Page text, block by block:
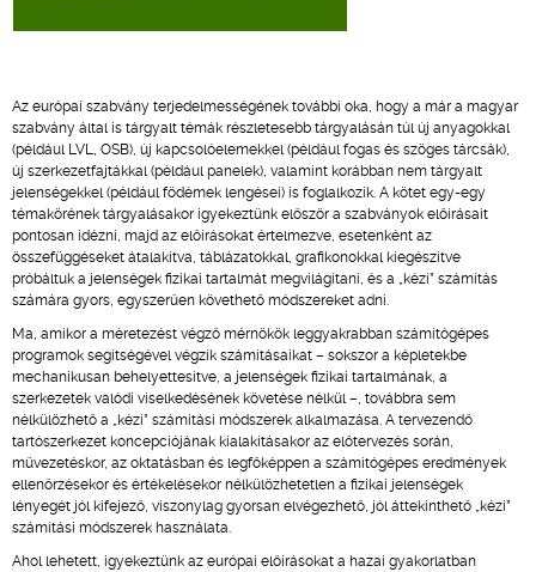
Az európai szabvány terjedelmességének további oka, hogy a már a magyar
szabvány által is tárgyalt témák részletesebb tárgyalásán túl új anyagokkal
(például LVL, OSB), új kapcsolóelemekkel (például fogas és szöges tárcsák),
új szerkezetfajtákkal (például panelek), valamint korábban nem tárgyalt
jelenségekkel (például födémek lengései) is foglalkozik. A kötet egy-egy
témakörének tárgyalásakor igyekeztünk először a szabványok előírásait
pontosan idézni, majd az előírásokat értelmezve, esetenként az
összefüggéseket átalakítva, táblázatokkal, grafikonokkal kiegészítve
próbáltuk a jelenségek fizikai tartalmát megvilágítani, és a „kézi” számítás
számára gyors, egyszerűen követhető módszereket adni.
Ma, amikor a méretezést végző mérnökök leggyakrabban számítógépes
programok segítségével végzik számításaikat – sokszor a képletekbe
mechanikusan behelyettesítve, a jelenségek fizikai tartalmának, a
szerkezetek valódi viselkedésének követése nélkül –, továbbra sem
nélkülözhető a „kézi” számítási módszerek alkalmazása. A tervezendő
tartószerkezet koncepciójának kialakításakor az előtervezés során,
művezetéskor, az oktatásban és legfőképpen a számítógépes eredmények
ellenőrzésekor és értékelésekor nélkülözhetetlen a fizikai jelenségek
lényegét jól kifejező, viszonylag gyorsan elvégezhető, jól áttekinthető „kézi”
számítási módszerek használata.
Ahol lehetett, igyekeztünk az európai előírásokat a hazai gyakorlatban